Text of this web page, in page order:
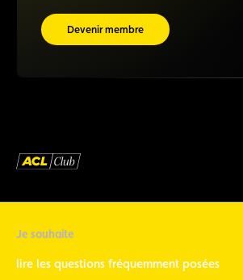
Devenir membre
Je souhaite
lire les questions fréquemment posées